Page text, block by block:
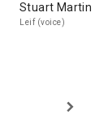
Stuart Martin
Leif (voice)